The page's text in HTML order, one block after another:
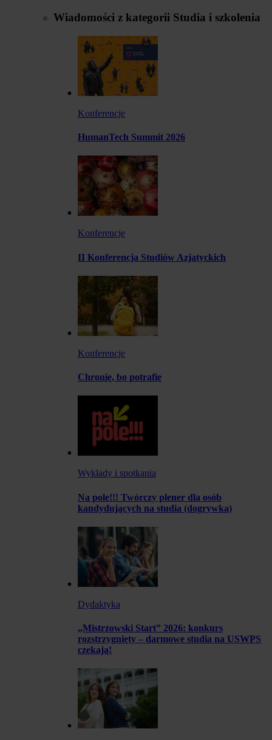
Wiadomości z kategorii Studia i szkolenia
Konferencje
HumanTech Summit 2026
Konferencje
II Konferencja Studiów Azjatyckich
Konferencje
Chronię, bo potrafię
Wykłady i spotkania
Na pole!!! Twórczy plener dla osób
kandydujących na studia (dogrywka)
Dydaktyka
„Mistrzowski Start” 2026: konkurs
rozstrzygnięty – darmowe studia na USWPS
czekają!